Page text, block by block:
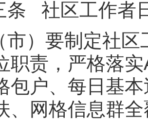
条 社区工作者
市）要制定社
职责，严格落
包户、每日基
、网格信息群